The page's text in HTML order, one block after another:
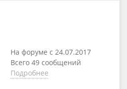
На форуме с 24.07.2017
Всего 49 сообщений
Подробнее